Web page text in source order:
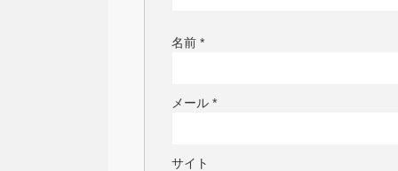
名前 *
メール *
サイト